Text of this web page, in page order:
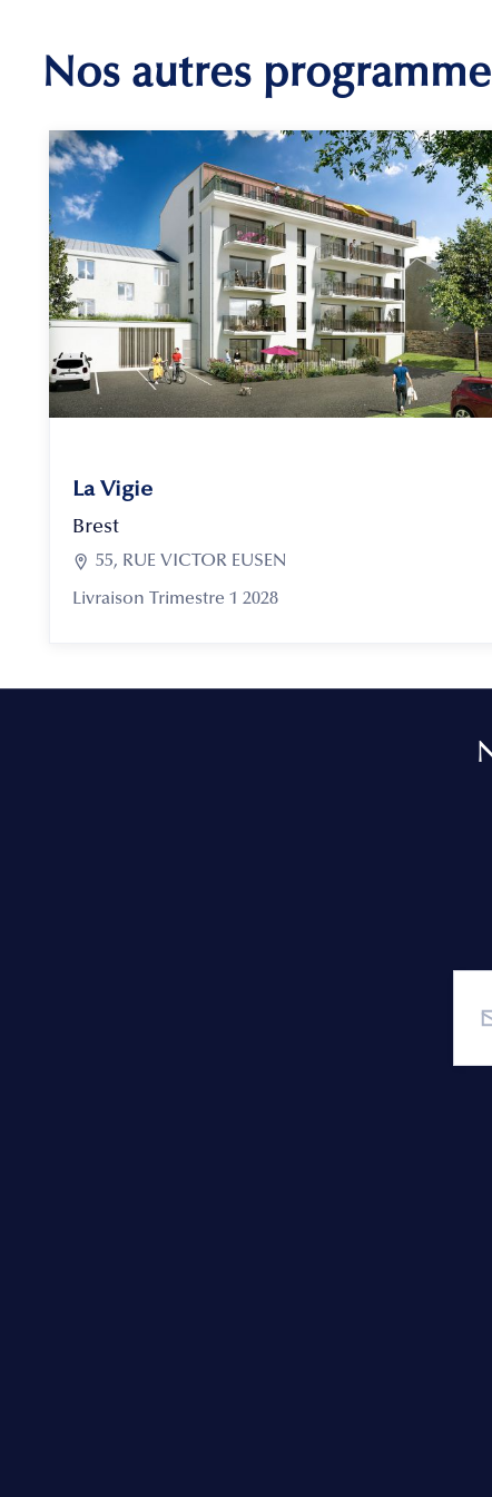
Nos autres
La Vigie
Brest
 55, RUE VICTOR EUSEN
Livraison Trimestre 1 2028